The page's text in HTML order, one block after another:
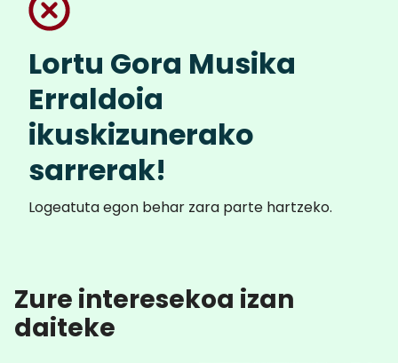
Lortu Gora Musika
Erraldoia
ikuskizunerako
sarrerak!
Logeatuta egon behar zara parte hartzeko.
Zure interesekoa izan
daiteke